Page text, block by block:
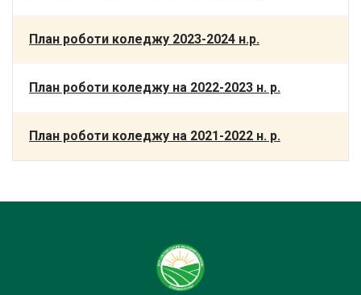
План роботи коледжу 2023-2024 н.р.
План роботи коледжу на 2022-2023 н. р.
План роботи коледжу на 2021-2022 н. р.